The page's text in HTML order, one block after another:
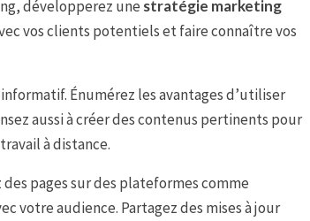
développerez une stratégie marketing
vos clients potentiels et faire connaître vos
Énumérez les avantages d’utiliser
aussi à créer des contenus pertinents pour
à distance.
pages sur des plateformes comme
votre audience. Partagez des mises à jour